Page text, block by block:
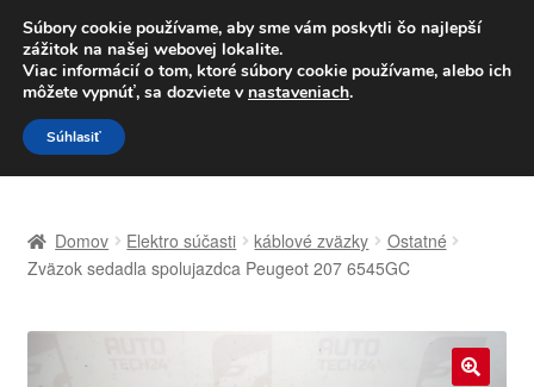
DOPRAVA od 6 EUR
Po–Pi 09:00–16:00 233 221 276
Preskočiť
na
navigáciu
Preskočiť
na
obsah
Celosvetová preprava
Domov Elektro súčasti káblové zväzky
Ostatné
Zväzok sedadla spolujazdca Peugeot 207 6545GC
Súbory cookie používame, aby sme vám poskytli čo najlepší
zážitok na našej webovej lokalite.
Viac informácií o tom, ktoré súbory cookie používame, alebo ich
môžete vypnúť, sa dozviete v nastaveniach.
Súhlasiť